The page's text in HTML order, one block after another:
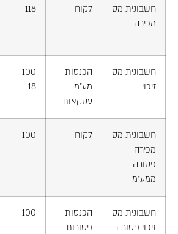
חשבונית מס
מכירה
לקוח 118
חשבונית מס
זיכוי
הכנסות
מע"מ
עסקאות
100
18
חשבונית מס
מכירה
פטורה
ממע"מ
לקוח 100
חשבונית מס
זיכוי פטורה
הכנסות
פטורות
100